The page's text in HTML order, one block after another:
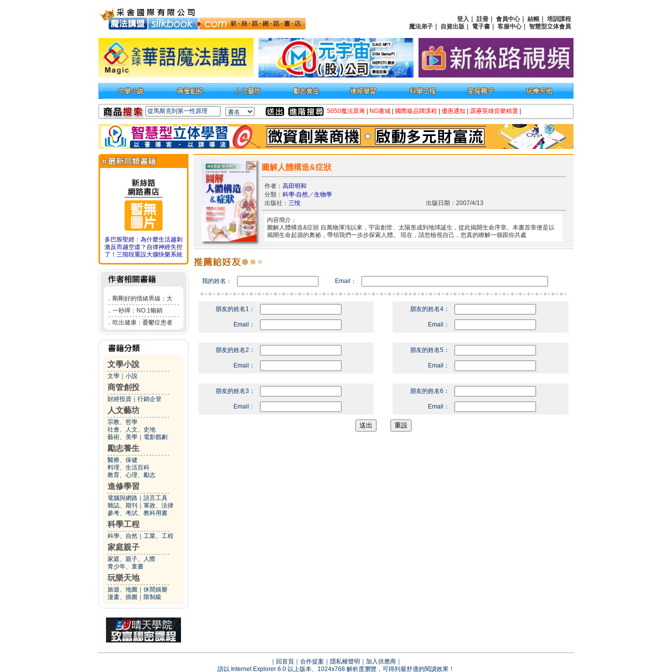
登入 註冊 會員中心｜ 結帳
培訓課程
魔法弟子
自資出版 電子書 客服中心｜ 智慧型立体會員
5050魔法眾籌 NG書城 國際級品牌課程 優惠通知 霹靂英雄音樂精選
多巴胺聖經：為什麼生活越刺
激反而越空虛？自律神經失控
了！三階段重設大腦快樂系統
． 剛剛好的情緒界線：大
． 一秒禪：NO.1暢銷
． 吃出健康：憂鬱症患者
文學小說
文學 小說
商管創投
財經投資 行銷企管
人文藝坊
宗教、哲學
社會、人文、史地
藝術、美學
電影戲劇
勵志養生
醫療、保健
料理、生活百科
教育、心理、勵志
進修學習
電腦與網路
語言工具
雜誌、期刊
軍政、法律
參考、考試、教科用書
科學工程
科學、自然 工業、工程
家庭親子
家庭、親子、人際
青少年、童書
玩樂天地
旅遊、地圖
休閒娛樂
漫畫、插圖
限制級
圖解人體構造&症狀
作者： 高田明和
分類： 科學‧自然／生物學
出版社： 三悅 出版日期：2007/4/13
內容簡介：
圖解人體構造&症狀 自萬物渾沌以來，宇宙創世、太陽形成到地球誕生，從此揭開生命序章。本書首章便是以
揭開生命起源的奧祕，帶領我們一步步探索人體。 現在，請您檢視自己，您真的瞭解一個跟你共處
我的姓名： Email：
朋友的姓名1：
Email：
朋友的姓名4：
Email：
朋友的姓名2：
Email：
朋友的姓名5：
Email：
朋友的姓名3：
Email：
朋友的姓名6：
Email：
回首頁 合作提案 隱私權聲明 加入供應商
請以 Internet Explorer 6.0 以上版本、1024x768 解析度瀏覽，可得到最舒適的閱讀效果！